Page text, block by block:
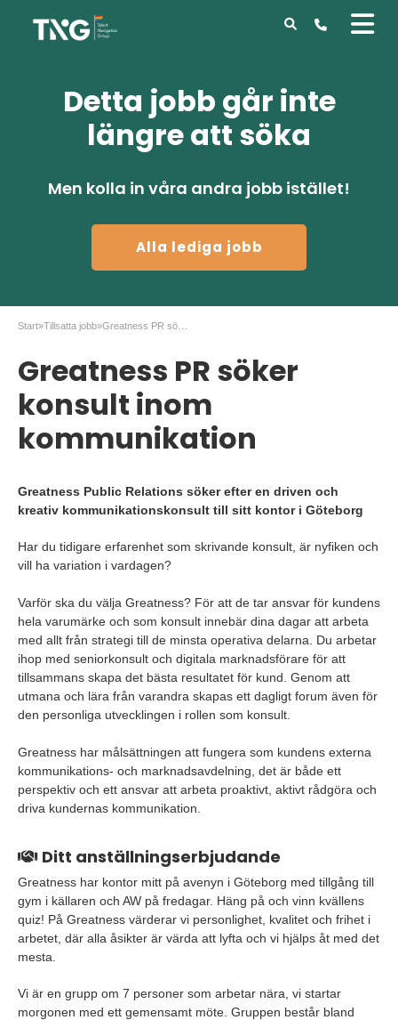
Detta jobb går inte
längre att söka
Men kolla in våra andra jobb istället!
Alla lediga jobb
Start»Tillsatta jobb»
Greatness PR söker
konsult inom
kommunikation
Greatness Public Relations söker efter en driven och
kreativ kommunikationskonsult till sitt kontor i Göteborg
Har du tidigare erfarenhet som skrivande konsult, är nyfiken och
vill ha variation i vardagen?
Varför ska du välja Greatness? För att de tar ansvar för kundens
hela varumärke och som konsult innebär dina dagar att arbeta
med allt från strategi till de minsta operativa delarna. Du arbetar
ihop med seniorkonsult och digitala marknadsförare för att
tillsammans skapa det bästa resultatet för kund. Genom att
utmana och lära från varandra skapas ett dagligt forum även för
den personliga utvecklingen i rollen som konsult.
Greatness har målsättningen att fungera som kundens externa
kommunikations- och marknadsavdelning, det är både ett
perspektiv och ett ansvar att arbeta proaktivt, aktivt rådgöra och
driva kundernas kommunikation.
Ditt anställningserbjudande
Greatness har kontor mitt på avenyn i Göteborg med tillgång till
gym i källaren och AW på fredagar. Häng på och vinn kvällens
quiz! På Greatness värderar vi personlighet, kvalitet och frihet i
arbetet, där alla åsikter är värda att lyfta och vi hjälps åt med det
mesta.
Vi är en grupp om 7 personer som arbetar nära, vi startar
morgonen med ett gemensamt möte. Gruppen består bland